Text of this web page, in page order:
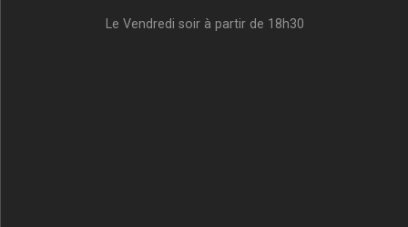
Le Vendredi soir à partir de 18h30